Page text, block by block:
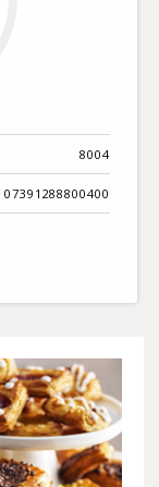
8004
07391288800400